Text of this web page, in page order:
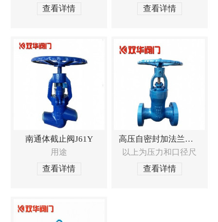
查看详情
查看详情
南通体截止阀J61Y
用途
查看详情
高压自密封加法兰闸阀Z41Y
以上为压力和口径尺
查看详情